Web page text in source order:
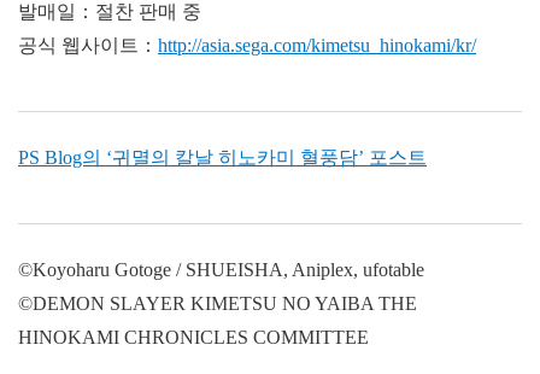
발매일：절찬 판매 중
공식 웹사이트： http://asia.sega.com/kimetsu_hinokami/kr/
PS Blog의 ‘귀멸의 칼날 히노카미 혈풍담’ 포스트
©Koyoharu Gotoge / SHUEISHA, Aniplex, ufotable
©DEMON SLAYER KIMETSU NO YAIBA THE
HINOKAMI CHRONICLES COMMITTEE